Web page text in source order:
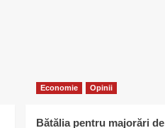
Economie Opinii
Bătălia pentru majorări de